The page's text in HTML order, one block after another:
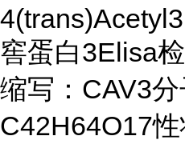
窖蛋白3Elisa
缩写：CAV3分
C42H64O17